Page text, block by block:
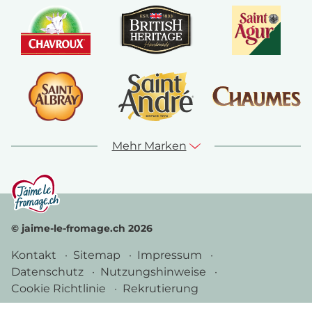
Mehr Marken
© jaime-le-fromage.ch 2026
Kontakt Sitemap
Impressum
Datenschutz
Nutzungshinweise
Cookie Richtlinie
Rekrutierung